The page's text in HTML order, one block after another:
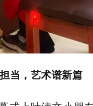
当 ， 艺术谱新篇